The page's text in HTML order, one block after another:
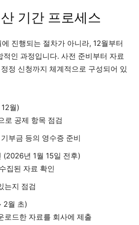
기간 프로세스
진행되는 절차가 아니라, 12월부터
인 과정입니다. 사전 준비부터 자료
정 신청까지 체계적으로 구성되어 있
월)
로 공제 항목 점검
부금 등의 영수증 준비
(2026년 1월 15일 전후)
집된 자료 확인
는지 점검
2월 초)
로드한 자료를 회사에 제출